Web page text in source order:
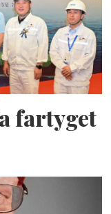
fartyget